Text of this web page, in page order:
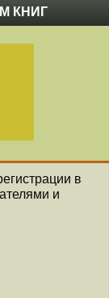
КНИГ
в
и